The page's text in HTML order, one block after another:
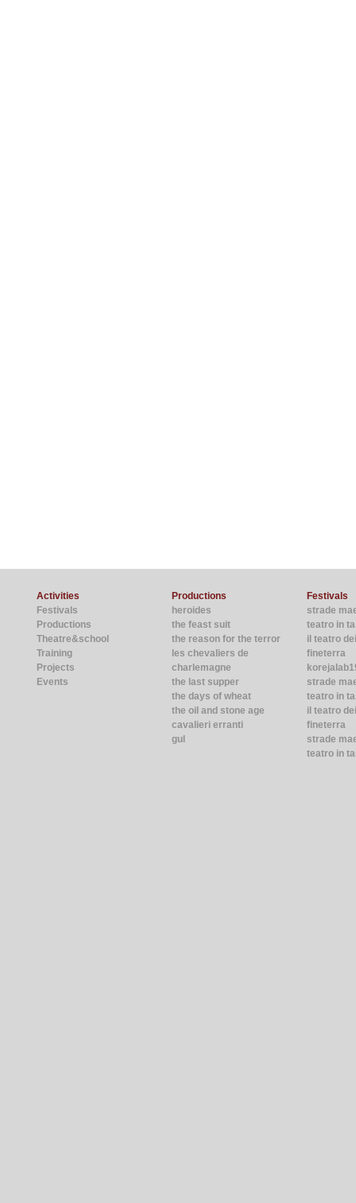
Activities
Festivals
Productions
Theatre&school
Training
Projects
Events
Productions
heroides
the feast suit
the reason for the terror
les chevaliers de
charlemagne
the last supper
the days of wheat
the oil and stone age
cavalieri erranti
gul
Festivals
strade
teatro in
il teatro
fineterra
strade
teatro in
il teatro
fineterra
strade
teatro in